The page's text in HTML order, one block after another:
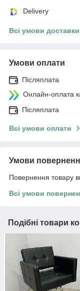
Delivery
Всі умови доставки
Умови оплати
Післяплата
Онлайн-оплата
Післяплата
Всі умови оплати
Умови
Повернення товару
Всі умови
Подібні товари